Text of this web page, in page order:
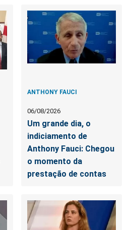
ANTHONY FAUCI
06/08/2026
Um grande dia, o
indiciamento de
Anthony Fauci: Chegou
o momento da
prestação de contas